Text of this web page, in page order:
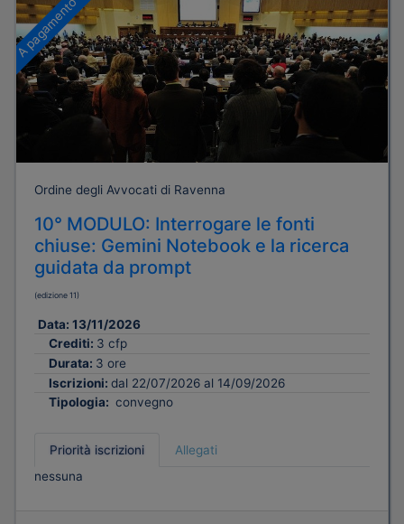
A pagamento
Ordine degli Avvocati di Ravenna
10° MODULO: Interrogare le fonti
chiuse: Gemini Notebook e la ricerca
guidata da prompt
(edizione 11)
Data: 13/11/2026
Crediti: 3 cfp
Durata: 3 ore
Iscrizioni: dal 22/07/2026 al 14/09/2026
Tipologia: convegno
Priorità iscrizioni
Allegati
nessuna